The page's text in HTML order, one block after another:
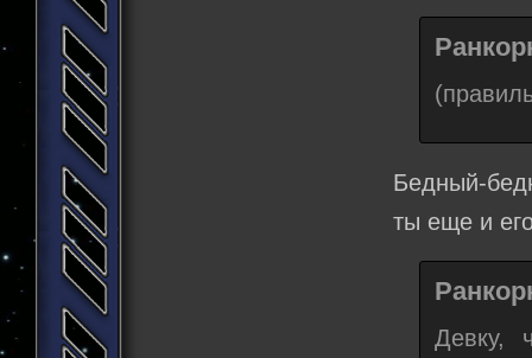
Бедный-
ты еще и
Девку,